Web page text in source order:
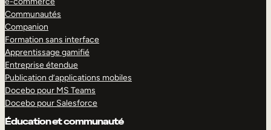
Communautés
Companion
Formation sans interface
Apprentissage gamifié
Entreprise étendue
Publication d’applications mobiles
Docebo pour MS Teams
Docebo pour Salesforce
Éducation et communauté